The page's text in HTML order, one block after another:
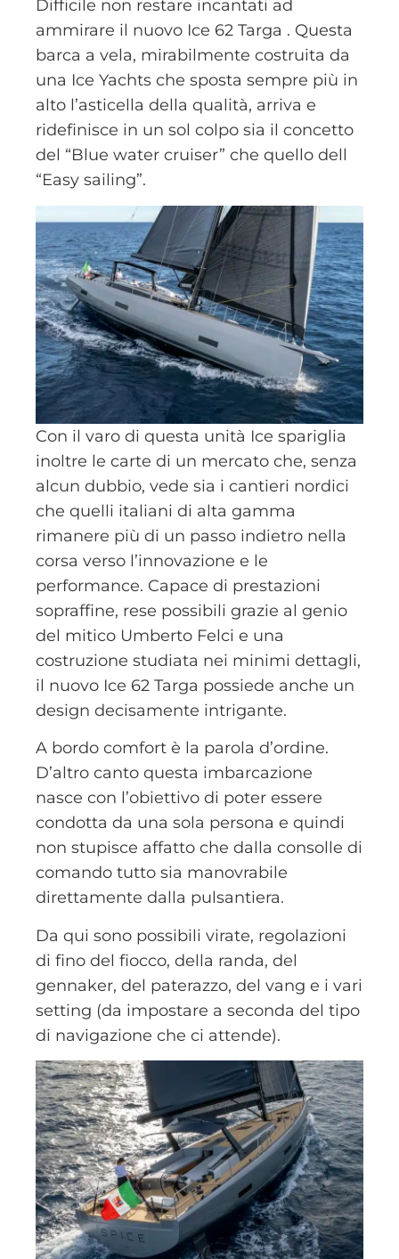
Difficile non restare incantati ad
ammirare il nuovo Ice 62 Targa . Questa
barca a vela, mirabilmente costruita da
una Ice Yachts che sposta sempre più in
alto l’asticella della qualità, arriva e
ridefinisce in un sol colpo sia il concetto
del “Blue water cruiser” che quello dell
“Easy sailing”.
Con il varo di questa unità Ice spariglia
inoltre le carte di un mercato che, senza
alcun dubbio, vede sia i cantieri nordici
che quelli italiani di alta gamma
rimanere più di un passo indietro nella
corsa verso l’innovazione e le
performance. Capace di prestazioni
sopraffine, rese possibili grazie al genio
del mitico Umberto Felci e una
costruzione studiata nei minimi dettagli,
il nuovo Ice 62 Targa possiede anche un
design decisamente intrigante.
A bordo comfort è la parola d’ordine.
D’altro canto questa imbarcazione
nasce con l’obiettivo di poter essere
condotta da una sola persona e quindi
non stupisce affatto che dalla consolle di
comando tutto sia manovrabile
direttamente dalla pulsantiera.
Da qui sono possibili virate, regolazioni
di fino del fiocco, della randa, del
gennaker, del paterazzo, del vang e i vari
setting (da impostare a seconda del tipo
di navigazione che ci attende).